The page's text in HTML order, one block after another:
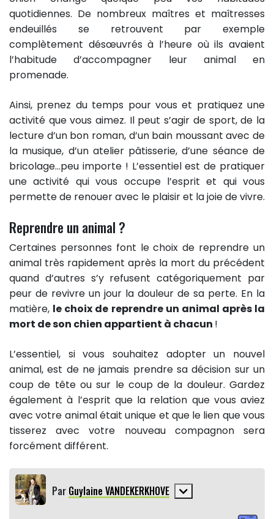
quotidiennes. De nombreux maîtres et maîtresses
endeuillés se retrouvent par exemple
complètement désœuvrés à l’heure où ils avaient
l’habitude d’accompagner leur animal en
promenade.
Ainsi, prenez du temps pour vous et pratiquez une
activité que vous aimez. Il peut s’agir de sport, de la
lecture d’un bon roman, d’un bain moussant avec de
la musique, d’un atelier pâtisserie, d’une séance de
bricolage…peu importe ! L’essentiel est de pratiquer
une activité qui vous occupe l’esprit et qui vous
permette de renouer avec le plaisir et la joie de vivre.
Reprendre un animal ?
Certaines personnes font le choix de reprendre un
animal très rapidement après la mort du précédent
quand d’autres s’y refusent catégoriquement par
peur de revivre un jour la douleur de sa perte. En la
matière, le choix de reprendre un animal après la
mort de son chien appartient à chacun !
L’essentiel, si vous souhaitez adopter un nouvel
animal, est de ne jamais prendre sa décision sur un
coup de tête ou sur le coup de la douleur. Gardez
également à l’esprit que la relation que vous aviez
avec votre animal était unique et que le lien que vous
tisserez avec votre nouveau compagnon sera
forcément différent.
Par Guylaine VANDEKERKHOVE